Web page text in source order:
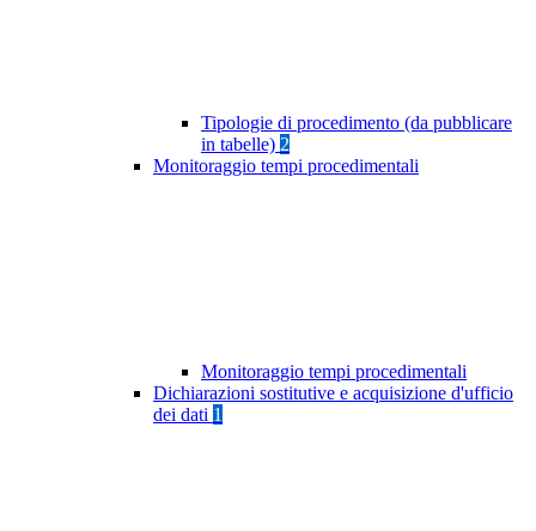
Tipologie di procedimento (da pubblicare
in tabelle) 2
Monitoraggio tempi procedimentali
Monitoraggio tempi procedimentali
Dichiarazioni sostitutive e acquisizione d'ufficio
dei dati 1